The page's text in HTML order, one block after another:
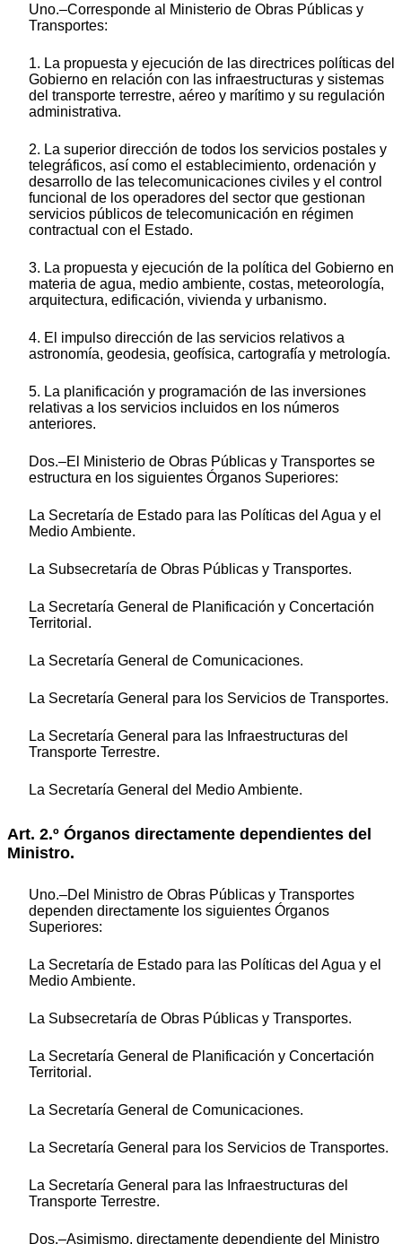
Uno.–Corresponde al Ministerio de Obras Públicas y
Transportes:
1. La propuesta y ejecución de las directrices políticas del
Gobierno en relación con las infraestructuras y sistemas
del transporte terrestre, aéreo y marítimo y su regulación
administrativa.
2. La superior dirección de todos los servicios postales y
telegráficos, así como el establecimiento, ordenación y
desarrollo de las telecomunicaciones civiles y el control
funcional de los operadores del sector que gestionan
servicios públicos de telecomunicación en régimen
contractual con el Estado.
3. La propuesta y ejecución de la política del Gobierno en
materia de agua, medio ambiente, costas, meteorología,
arquitectura, edificación, vivienda y urbanismo.
4. El impulso dirección de las servicios relativos a
astronomía, geodesia, geofísica, cartografía y metrología.
5. La planificación y programación de las inversiones
relativas a los servicios incluidos en los números
anteriores.
Dos.–El Ministerio de Obras Públicas y Transportes se
estructura en los siguientes Órganos Superiores:
La Secretaría de Estado para las Políticas del Agua y el
Medio Ambiente.
La Subsecretaría de Obras Públicas y Transportes.
La Secretaría General de Planificación y Concertación
Territorial.
La Secretaría General de Comunicaciones.
La Secretaría General para los Servicios de Transportes.
La Secretaría General para las Infraestructuras del
Transporte Terrestre.
La Secretaría General del Medio Ambiente.
Art. 2.º Órganos directamente dependientes del
Ministro.
Uno.–Del Ministro de Obras Públicas y Transportes
dependen directamente los siguientes Órganos
Superiores:
La Secretaría de Estado para las Políticas del Agua y el
Medio Ambiente.
La Subsecretaría de Obras Públicas y Transportes.
La Secretaría General de Planificación y Concertación
Territorial.
La Secretaría General de Comunicaciones.
La Secretaría General para los Servicios de Transportes.
La Secretaría General para las Infraestructuras del
Transporte Terrestre.
Dos.–Asimismo, directamente dependiente del Ministro